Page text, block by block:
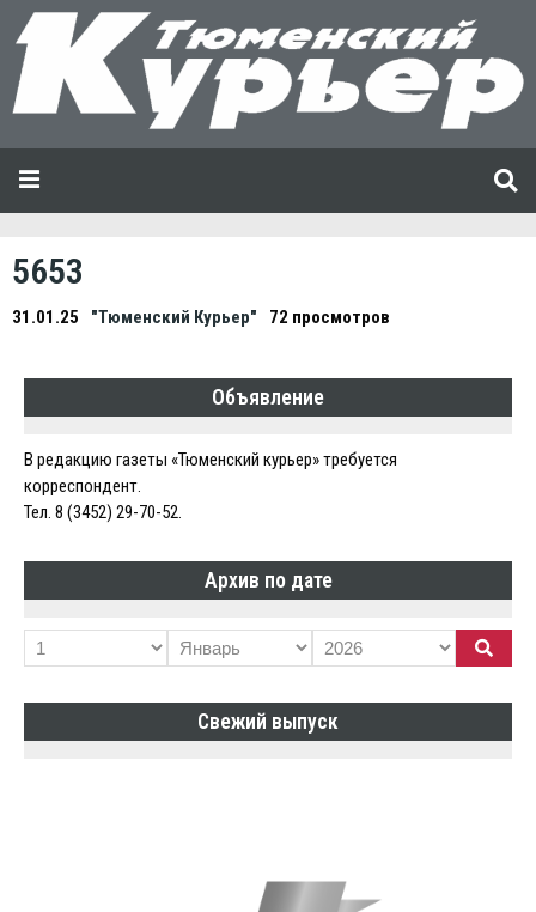
5653
31.01.25 "Тюменский Курьер" 72 просмотров
Объявление
В редакцию газеты «Тюменский курьер» требуется
корреспондент.
Тел. 8 (3452) 29-70-52.
Архив по дате
Свежий выпуск